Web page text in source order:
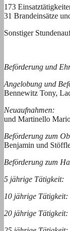
173
31 Brandeinsätze
Sonstiger
Beförderung und
Angelobung und
Bennewitz Tony,
und Martinello
Beförderung
Benjamin und
Beförderung zum
5 jährige Tätigkeit:
10 jährige
20 jährige Tätigkeit: